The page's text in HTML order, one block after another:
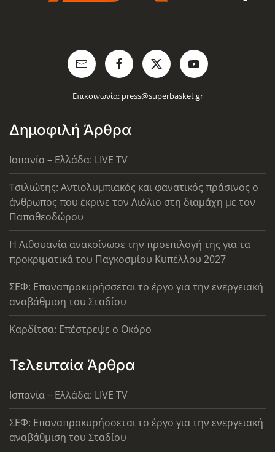
Επικοινωνία: press@superbasket.gr
Δημοφιλή Άρθρα
Ισπανία – Ελλάδα: LIVE TV
Τσιλιώτης: Αντιολυμπιακός και φανατικός πράσινος ο
άνθρωπος που έκρινε τον Λιόλιο στη διαμάχη με τον
Παπαθεοδώρου
Η Λιθουανία ανακοίνωσε την προεπιλογή της για τα
προκριματικά του Παγκοσμίου Κυπέλλου 2027
ΣΕΦ: Επαναπροκυρήσσεται το έργο για την ενεργειακή
αναβάθμιση του Σταδίου
Καρδίτσα: Επέστρεψε ο Οκόρο
Τελευταία Άρθρα
Ισπανία – Ελλάδα: LIVE TV
ΣΕΦ: Επαναπροκυρήσσεται το έργο για την ενεργειακή
αναβάθμιση του Σταδίου